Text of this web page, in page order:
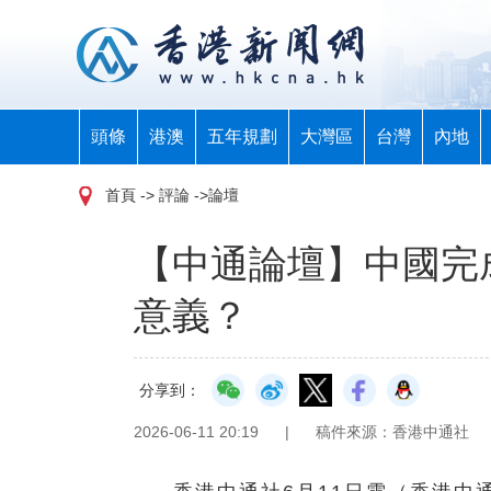
頭條 港澳 五年規劃 大灣區 台灣 內地
首頁 -> 評論 ->論壇
【中通論壇】中國
意義？
分享到：
2026-06-11 20:19 | 稿件來源：香港中通社